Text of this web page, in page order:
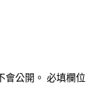
會公開。 必填欄位